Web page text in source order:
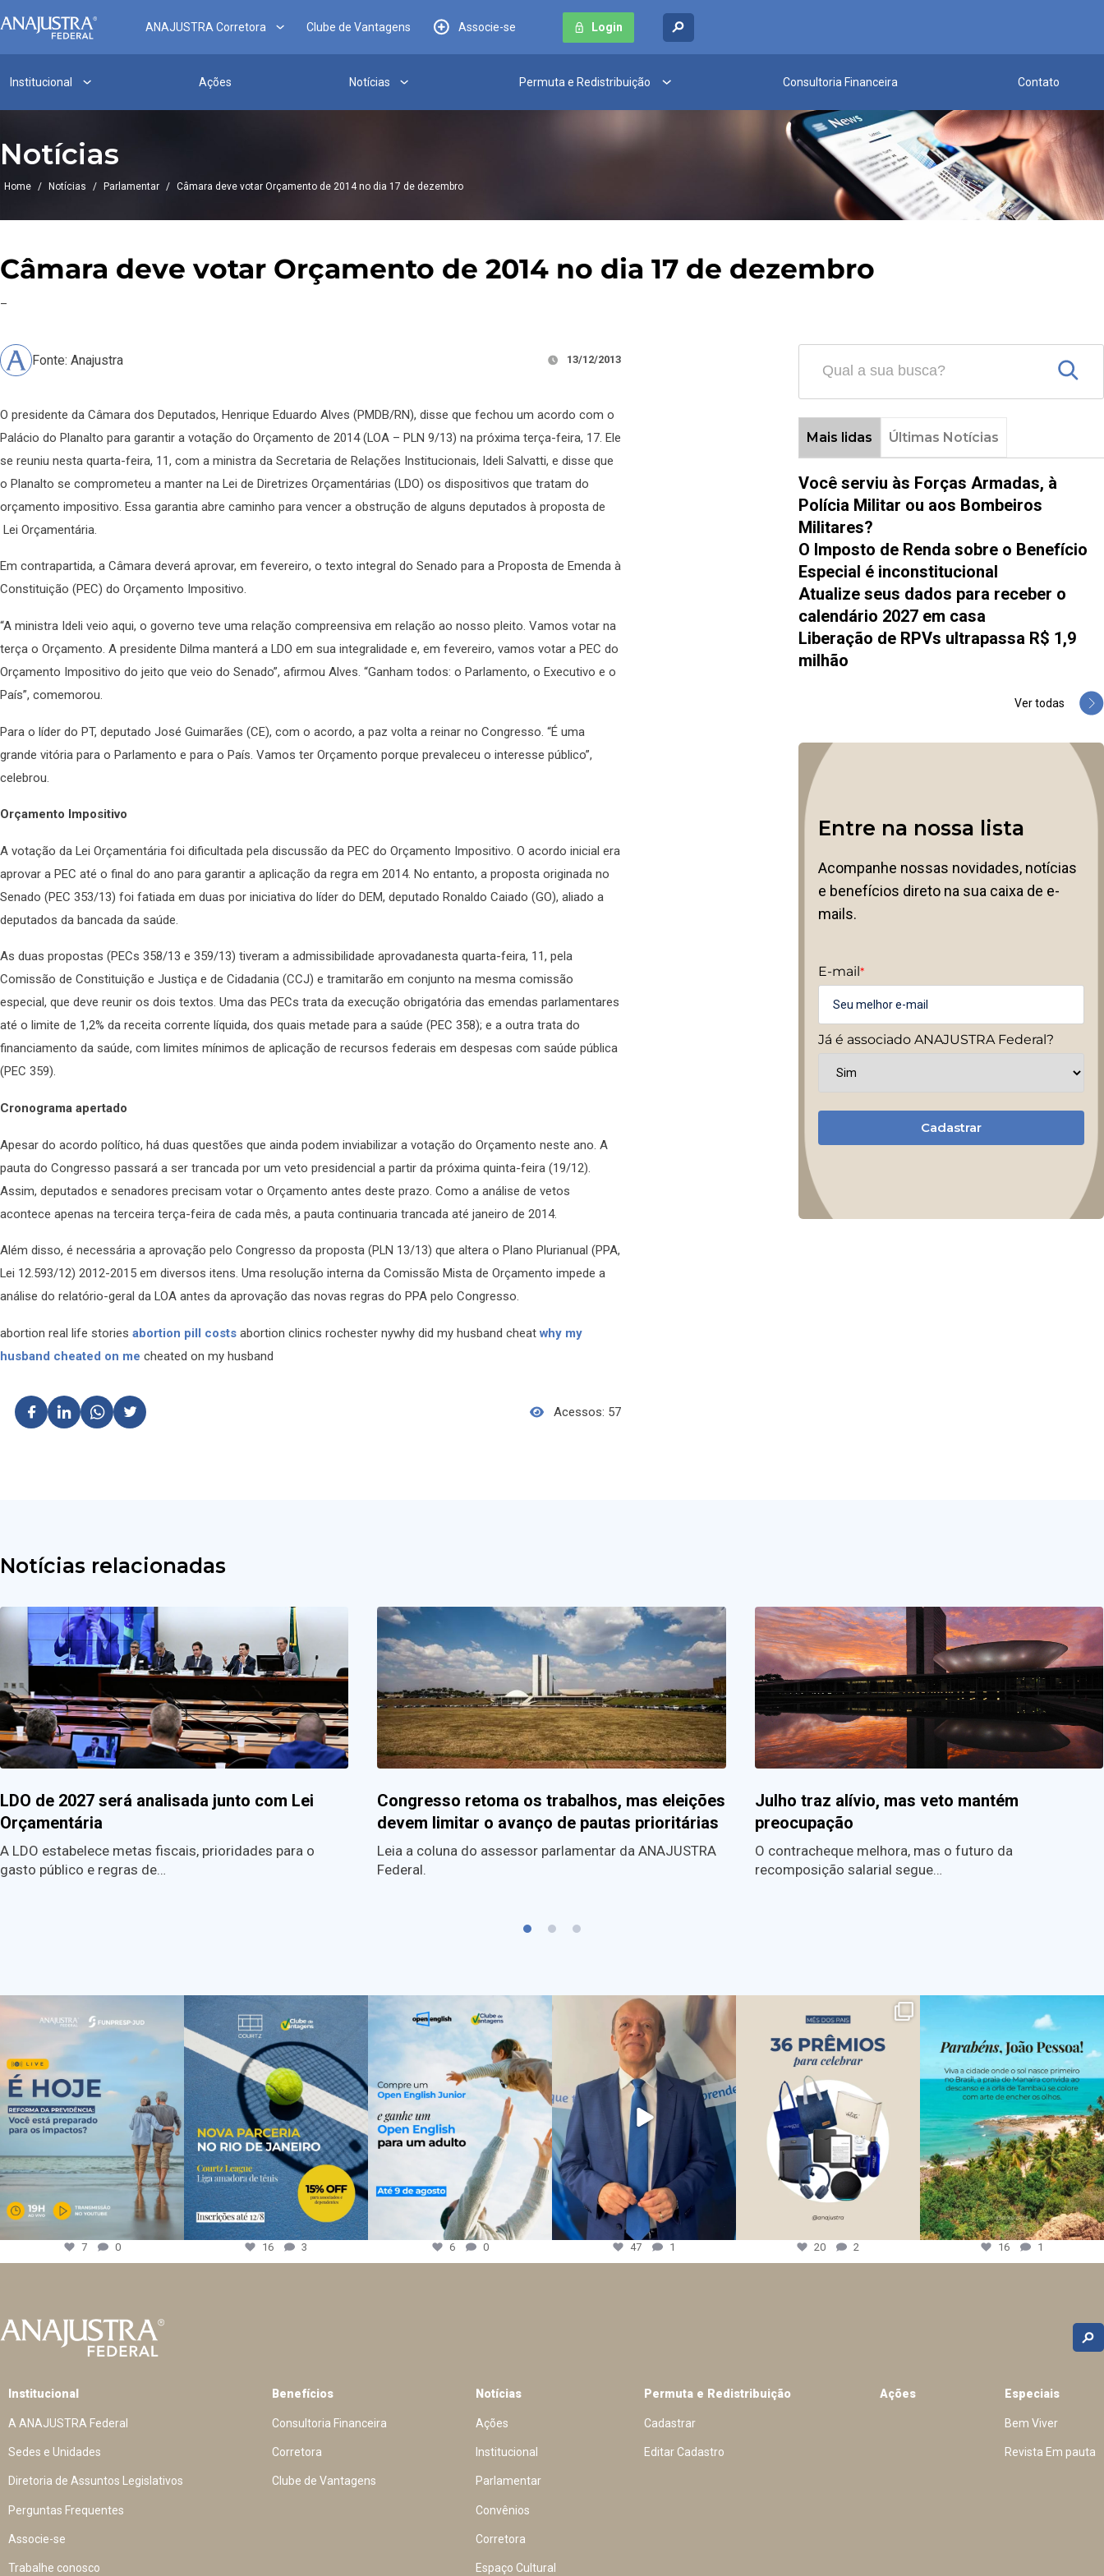
ANAJUSTRA Corretora Clube de Vantagens Associe-se Login
Institucional Ações Notícias Permuta e Redistribuição Consultoria Financeira Contato
Notícias
Home / Notícias / Parlamentar / Câmara deve votar Orçamento de 2014 no dia 17 de dezembro
Câmara deve votar Orçamento de 2014 no dia 17 de dezembro
–
Fonte: Anajustra 13/12/2013
O presidente da Câmara dos Deputados, Henrique Eduardo Alves (PMDB/RN), disse que fechou um acordo com o
Palácio do Planalto para garantir a votação do Orçamento de 2014 (LOA – PLN 9/13) na próxima terça-feira, 17. Ele
se reuniu nesta quarta-feira, 11, com a ministra da Secretaria de Relações Institucionais, Ideli Salvatti, e disse que
o Planalto se comprometeu a manter na Lei de Diretrizes Orçamentárias (LDO) os dispositivos que tratam do
orçamento impositivo. Essa garantia abre caminho para vencer a obstrução de alguns deputados à proposta de
Lei Orçamentária.
Em contrapartida, a Câmara deverá aprovar, em fevereiro, o texto integral do Senado para a Proposta de Emenda à
Constituição (PEC) do Orçamento Impositivo.
“A ministra Ideli veio aqui, o governo teve uma relação compreensiva em relação ao nosso pleito. Vamos votar na
terça o Orçamento. A presidente Dilma manterá a LDO em sua integralidade e, em fevereiro, vamos votar a PEC do
Orçamento Impositivo do jeito que veio do Senado”, afirmou Alves. “Ganham todos: o Parlamento, o Executivo e o
País”, comemorou.
Para o líder do PT, deputado José Guimarães (CE), com o acordo, a paz volta a reinar no Congresso. “É uma
grande vitória para o Parlamento e para o País. Vamos ter Orçamento porque prevaleceu o interesse público”,
celebrou.
Orçamento Impositivo
A votação da Lei Orçamentária foi dificultada pela discussão da PEC do Orçamento Impositivo. O acordo inicial era
aprovar a PEC até o final do ano para garantir a aplicação da regra em 2014. No entanto, a proposta originada no
Senado (PEC 353/13) foi fatiada em duas por iniciativa do líder do DEM, deputado Ronaldo Caiado (GO), aliado a
deputados da bancada da saúde.
As duas propostas (PECs 358/13 e 359/13) tiveram a admissibilidade aprovadanesta quarta-feira, 11, pela
Comissão de Constituição e Justiça e de Cidadania (CCJ) e tramitarão em conjunto na mesma comissão
especial, que deve reunir os dois textos. Uma das PECs trata da execução obrigatória das emendas parlamentares
até o limite de 1,2% da receita corrente líquida, dos quais metade para a saúde (PEC 358); e a outra trata do
financiamento da saúde, com limites mínimos de aplicação de recursos federais em despesas com saúde pública
(PEC 359).
Cronograma apertado
Apesar do acordo político, há duas questões que ainda podem inviabilizar a votação do Orçamento neste ano. A
pauta do Congresso passará a ser trancada por um veto presidencial a partir da próxima quinta-feira (19/12).
Assim, deputados e senadores precisam votar o Orçamento antes deste prazo. Como a análise de vetos
acontece apenas na terceira terça-feira de cada mês, a pauta continuaria trancada até janeiro de 2014.
Além disso, é necessária a aprovação pelo Congresso da proposta (PLN 13/13) que altera o Plano Plurianual (PPA,
Lei 12.593/12) 2012-2015 em diversos itens. Uma resolução interna da Comissão Mista de Orçamento impede a
análise do relatório-geral da LOA antes da aprovação das novas regras do PPA pelo Congresso.
abortion real life stories abortion pill costs abortion clinics rochester nywhy did my husband cheat why my
husband cheated on me cheated on my husband
Acessos: 57
Mais lidas Últimas Notícias
Você serviu às Forças Armadas, à
Polícia Militar ou aos Bombeiros
Militares?
O Imposto de Renda sobre o Benefício
Especial é inconstitucional
Atualize seus dados para receber o
calendário 2027 em casa
Liberação de RPVs ultrapassa R$ 1,9
milhão
Ver todas
Entre na nossa lista
Acompanhe nossas novidades, notícias
e benefícios direto na sua caixa de e-
mails.
E-mail *
Já é associado ANAJUSTRA Federal?
Cadastrar
Notícias relacionadas
LDO de 2027 será analisada junto com Lei
Orçamentária
A LDO estabelece metas fiscais, prioridades para o
gasto público e regras de…
Congresso retoma os trabalhos, mas eleições
devem limitar o avanço de pautas prioritárias
Leia a coluna do assessor parlamentar da ANAJUSTRA
Federal.
Julho traz alívio, mas veto mantém
preocupação
O contracheque melhora, mas o futuro da
recomposição salarial segue…
7 0 16 3 6 0 47 1 20 2 16 1
Institucional
A ANAJUSTRA Federal
Sedes e Unidades
Diretoria de Assuntos Legislativos
Perguntas Frequentes
Associe-se
Trabalhe conosco
Benefícios
Consultoria Financeira
Corretora
Clube de Vantagens
Notícias
Ações
Institucional
Parlamentar
Convênios
Corretora
Espaço Cultural
Permuta e Redistribuição
Cadastrar
Editar Cadastro
Ações Especiais
Bem Viver
Revista Em pauta